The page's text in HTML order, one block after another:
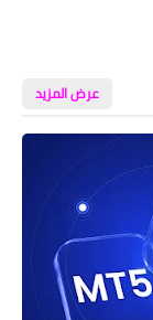
عرض المزيد